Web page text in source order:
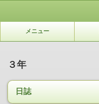
メニュー
３年
日誌